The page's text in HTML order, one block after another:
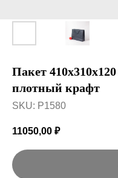
Пакет
плотный крафт
SKU: P1580
11050,00 ₽